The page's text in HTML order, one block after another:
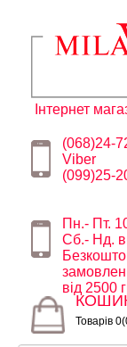
Інтернет
(068)24-
Viber
(099)25-
Пн.- Пт.
Сб.- Нд.
від 2500
Товарів